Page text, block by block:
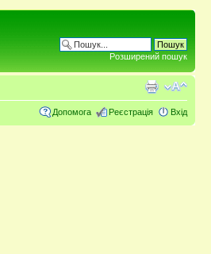
Розширений пошук
Допомога Реєстрація Вхід